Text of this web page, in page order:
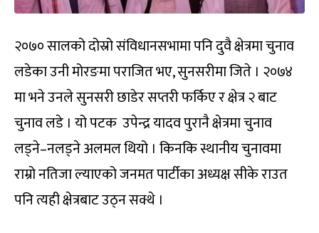
२०७० सालको दोस्रो संविधानसभामा पनि दुवै क्षेत्रमा चुनाव
लडेका उनी मोरङमा पराजित भए, सुनसरीमा जिते । २०७४
मा भने उनले सुनसरी छाडेर सप्तरी फर्किए र क्षेत्र २ बाट
चुनाव लडे । यो पटक उपेन्द्र यादव पुरानै क्षेत्रमा चुनाव
लड्ने–नलड्ने अलमल थियो । किनकि स्थानीय चुनावमा
राम्रो नतिजा ल्याएको जनमत पार्टीका अध्यक्ष सीके राउत
पनि त्यही क्षेत्रबाट उठ्न सक्थे ।